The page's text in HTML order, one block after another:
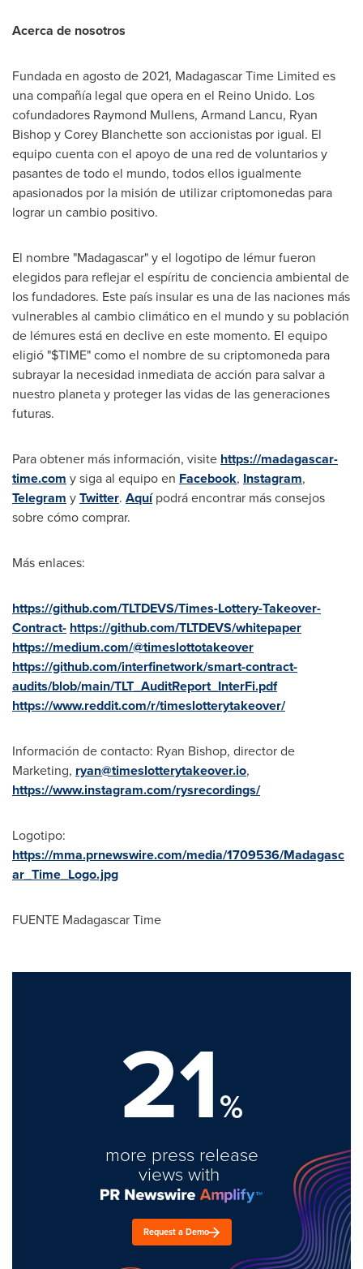
Acerca de nosotros
Fundada en agosto de 2021, Madagascar Time Limited es
una compañía legal que opera en el Reino Unido. Los
cofundadores Raymond Mullens, Armand Lancu, Ryan
BishopyCorey Blanchetteson accionistas por igual. El
equipo cuenta con el apoyo de una red de voluntarios y
pasantes de todo el mundo, todos ellos igualmente
apasionados por la misión de utilizar criptomonedas para
lograr un cambio positivo.
El nombre "Madagascar" y el logotipo de lémur fueron
elegidos para reflejar el espíritu de conciencia ambiental de
los fundadores. Este país insular es una de las naciones más
vulnerables al cambio climático en el mundo y su población
de lémures está en declive en este momento. El equipo
eligió "$TIME" como el nombre de su criptomoneda para
subrayar la necesidad inmediata de acción para salvar a
nuestro planeta y proteger las vidas de las generaciones
futuras.
Para obtener más información, visite https://madagascar-
time.com y siga al equipo en Facebook, Instagram,
Telegram yTwitter. Aquípodrá encontrar más consejos
sobre cómo comprar.
Más enlaces:
https://github.com/TLTDEVS/Times-Lottery-Takeover-
Contract- https://github.com/TLTDEVS/whitepaper
https://medium.com/@timeslottotakeover
https://github.com/interfinetwork/smart-contract-
audits/blob/main/TLT_AuditReport_InterFi.pdf
https://www.reddit.com/r/timeslotterytakeover/
Información de contacto: Ryan Bishop, director de
Marketing, ryan@timeslotterytakeover.io,
https://www.instagram.com/rysrecordings/
Logotipo:
https://mma.prnewswire.com/media/1709536/Madagasc
ar_Time_Logo.jpg
FUENTE Madagascar Time
21%
more press release
views with
Request a Demo